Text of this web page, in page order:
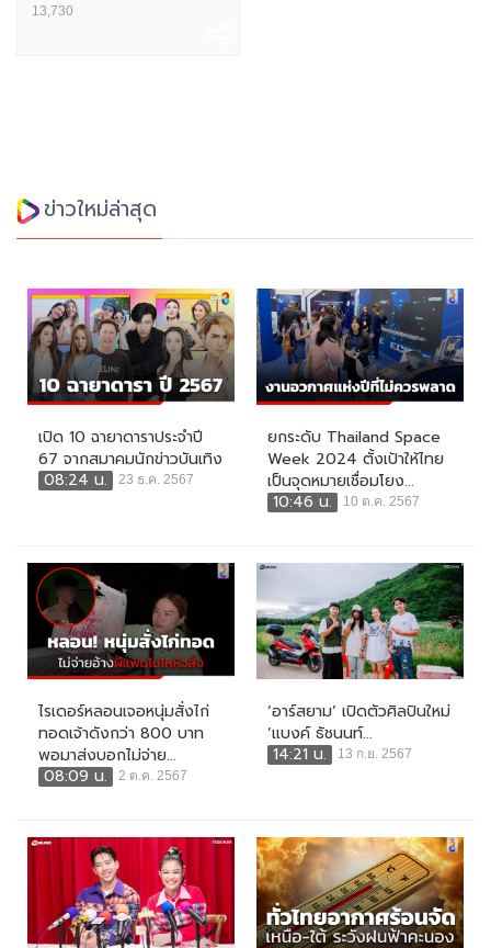
13,730
ข่าวใหม่ล่าสุด
เปิด 10 ฉายาดาราประจำปี
67 จากสมาคมนักข่าวบันเทิง
08:24 น.
23 ธ.ค. 2567
ยกระดับ Thailand Space
Week 2024 ตั้งเป้าให้ไทย
เป็นจุดหมายเชื่อมโยง...
10:46 น.
10 ต.ค. 2567
ไรเดอร์หลอนเจอหนุ่มสั่งไก่
ทอดเจ้าดังกว่า 800 บาท
พอมาส่งบอกไม่จ่าย...
08:09 น.
2 ต.ค. 2567
‘อาร์สยาม’ เปิดตัวศิลปินใหม่
‘แบงค์ ธัชนนท์...
14:21 น.
13 ก.ย. 2567